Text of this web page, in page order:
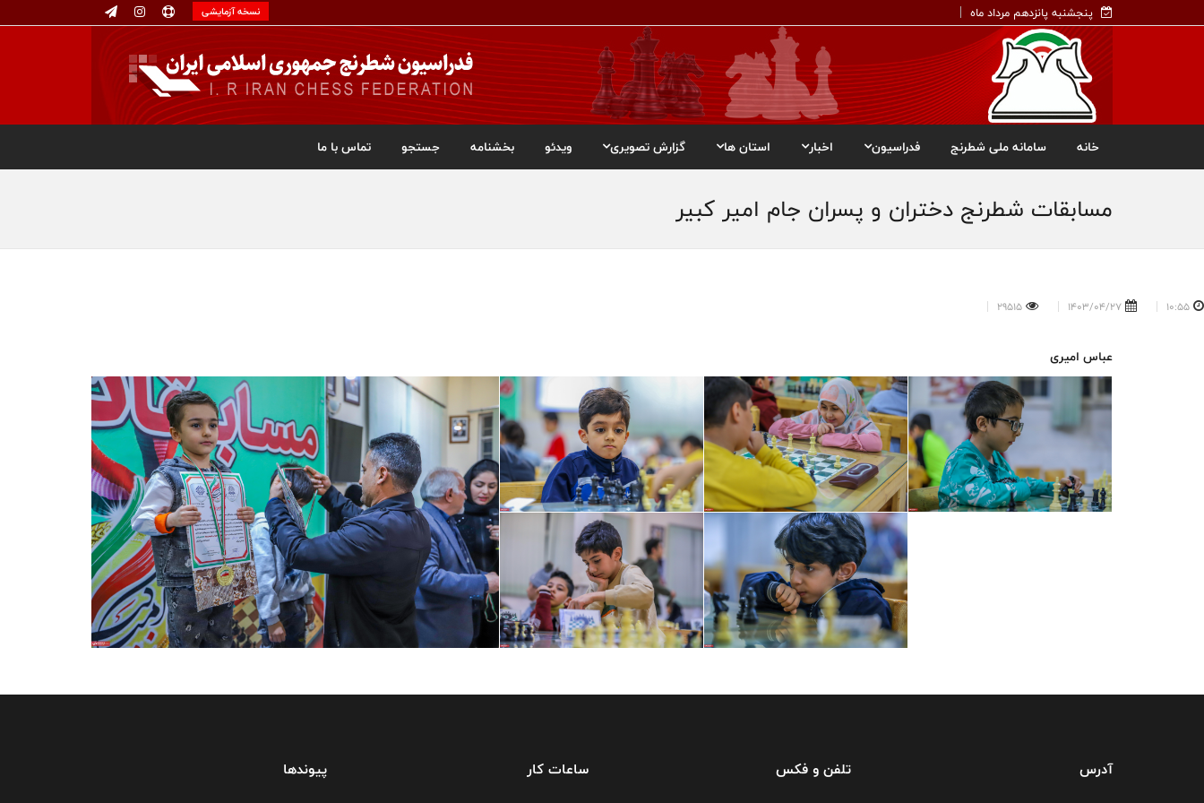
پنجشنبه پانزدهم مرداد ماه نسخه آزمایشی
خانه سامانه ملی شطرنج فدراسیون اخبار استان ها گزارش تصویری ویدئو بخشنامه جستجو تماس با ما
مسابقات شطرنج دختران و پسران جام امیر کبیر
10:55
1403/04/27
29515
عباس امیری
آدرس تلفن و فکس ساعات کار پیوندها